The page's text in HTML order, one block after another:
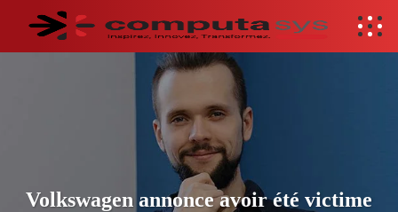
Volkswagen annonce avoir été victime